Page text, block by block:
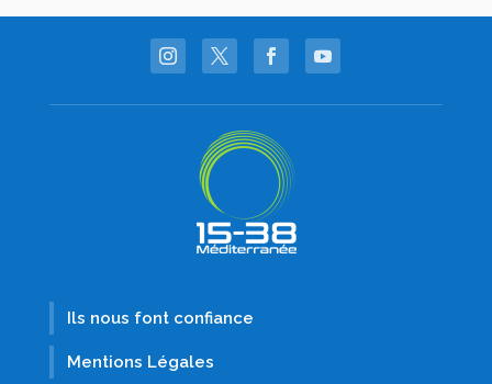
Ils nous font confiance
Mentions Légales